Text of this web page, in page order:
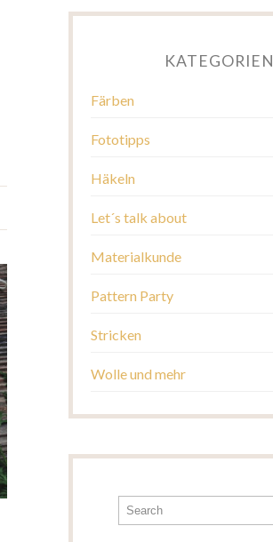
KATEGORIEN
Färben
Fototipps
Häkeln
Let´s talk about
Materialkunde
Pattern Party
Stricken
Wolle und mehr